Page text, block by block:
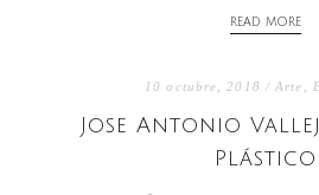
READ MORE
10 octubre, 2018 /Arte
Jose Antonio
Plástico